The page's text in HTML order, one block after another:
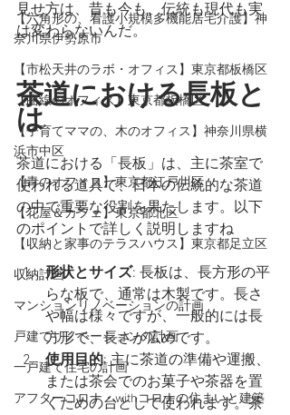
【六角形の、看護小規模多機能居宅介護】神
奈川県伊勢原市
【市松天井のラボ・オフィス】東京都板橋区
【曲線のオフィス】東京都板橋区
【子育てママの、木のオフィス】神奈川県横
浜市中区
【青のオフィス】東京都江戸川区
【花屋＆カフェ】東京都北区
【収納と家事のテラスハウス】東京都足立区
収納計画
マンションリノベーションの計画
戸建てリノベーションの計画
一戸建て住宅の計画
アフターコロナ・withコロナの住まいと建築
見せ方は、昔も今も、伝統も現代も実
は変わらないんだ。
茶道における長板と
は
茶道における「長板」は、主に茶室で
使われる道具で、日本の伝統的な茶道
の中で重要な役割を果たします。以下
のポイントで詳しく説明しますね
形状とサイズ: 長板は、長方形の平
らな板で、通常は木製です。長さ
や幅は様々ですが、一般的には長
方形で、長さが広めです。
使用目的: 主に茶道の準備や運搬、
または茶会でのお菓子や茶器を置
くための台として使われます。茶